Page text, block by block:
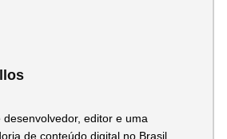
editor e uma
de conteúdo digital no Brasil.